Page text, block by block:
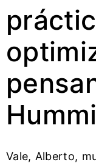
Vale, Alberto,